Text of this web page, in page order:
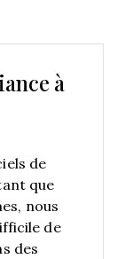
à
de
que
nous
de
des